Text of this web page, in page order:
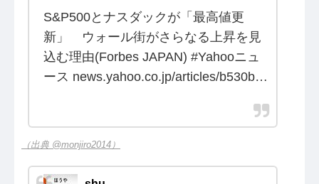
S&P500とナスダックが「最高値更
新」 ウォール街がさらなる上昇を見
込む理由(Forbes JAPAN) #Yahooニュ
ース news.yahoo.co.jp/articles/b530b…
（出典 @monjiro2014）